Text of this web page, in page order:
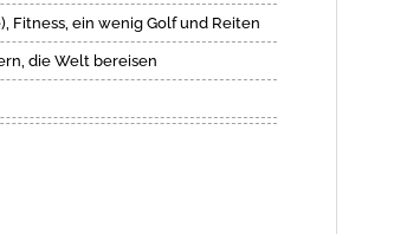
Fitness, ein wenig Golf und Reiten
die Welt bereisen